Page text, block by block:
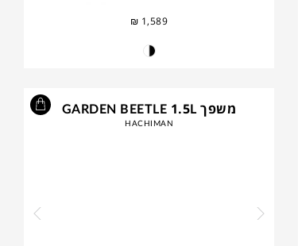
₪ 1,589
משפך GARDEN BEETLE 1.5L
HACHIMAN